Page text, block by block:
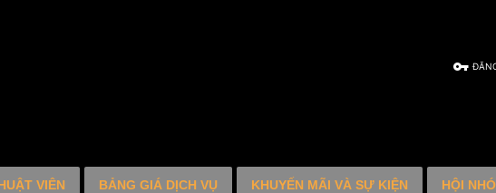
VIÊN BẢNG GIÁ DỊCH VỤ KHUYẾN MÃI VÀ SỰ KIỆN HỘI